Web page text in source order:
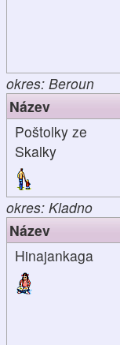
okres: Beroun
Název
Poštolky ze
Skalky
okres: Kladno
Název
Hinajankaga